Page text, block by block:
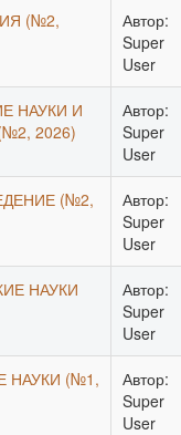
(№2,
Автор:
Super
User
НАУКИ И
2026)
Автор:
Super
User
(№2,
Автор:
Super
User
НАУКИ
Автор:
Super
User
НАУКИ (№1,
Автор:
Super
User